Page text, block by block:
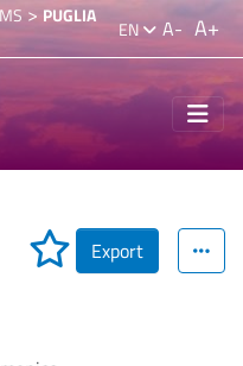
> PUGLIA
EN A- A+
Export